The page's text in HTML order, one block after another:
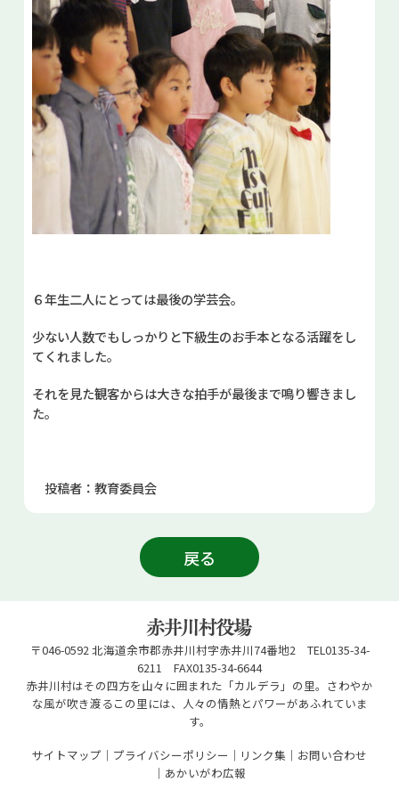
６年生二人にとっては最後の学芸会。
少ない人数でもしっかりと下級生のお手本となる活躍をし
てくれました。
それを見た観客からは大きな拍手が最後まで鳴り響きまし
た。
投稿者：教育委員会
戻る
〒046-0592 北海道余市郡赤井川村字赤井川74番地2 TEL0135-34-
6211 FAX0135-34-6644
赤井川村はその四方を山々に囲まれた「カルデラ」の里。さわやか
な風が吹き渡るこの里には、人々の情熱とパワーがあふれていま
す。
サイトマップ
プライバシーポリシー リンク集
お問い合わせ
あかいがわ広報